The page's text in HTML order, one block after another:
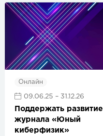
Онлайн
09.06.25 – 31.12.26
Поддержать развитие
журнала «Юный
киберфизик»